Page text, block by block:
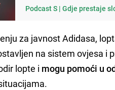
Podcast S | Gdje prestaje
za javnost Adidasa,
na sistem ovjesa i
lopte i mogu pomoći u